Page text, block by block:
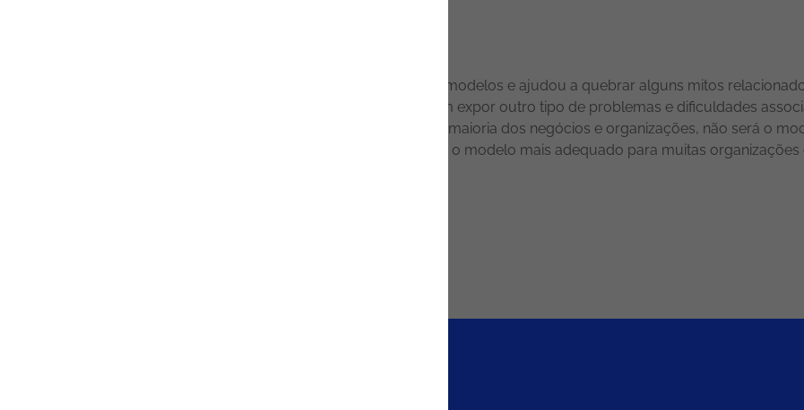
A pandemia provou que é possível explorar novos modelos e ajudou a quebrar alguns mitos
até pela forma abrupta como ocorreu, veio também expor outro tipo de problemas e dificuldades
Parece-nos claro que um modelo 100% remoto, na maioria dos negócios e organizações, não será o
modelo presencial pré-pandemia também não será o modelo mais adequado para muitas